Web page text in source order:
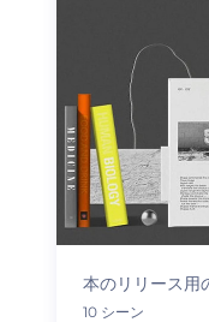
本のリリース用
10 シーン